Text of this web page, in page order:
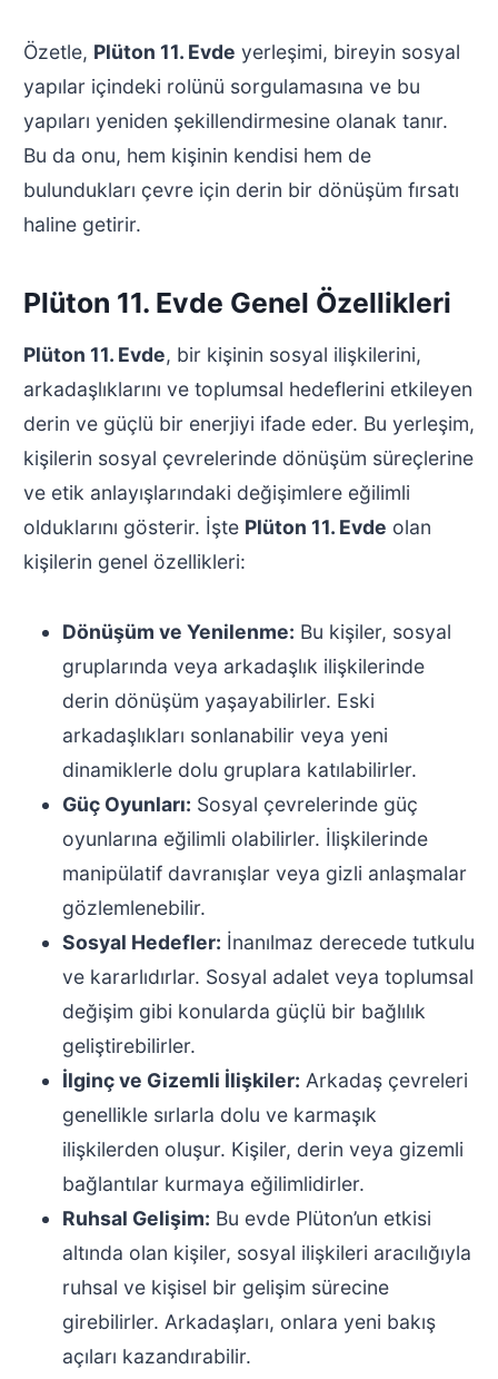
Özetle, Plüton 11. Evde yerleşimi, bireyin sosyal
yapılar içindeki rolünü sorgulamasına ve bu
yapıları yeniden şekillendirmesine olanak tanır.
Bu da onu, hem kişinin kendisi hem de
bulundukları çevre için derin bir dönüşüm fırsatı
haline getirir.
Plüton 11. Evde Genel Özellikleri
Plüton 11. Evde, bir kişinin sosyal ilişkilerini,
arkadaşlıklarını ve toplumsal hedeflerini etkileyen
derin ve güçlü bir enerjiyi ifade eder. Bu yerleşim,
kişilerin sosyal çevrelerinde dönüşüm süreçlerine
ve etik anlayışlarındaki değişimlere eğilimli
olduklarını gösterir. İşte Plüton 11. Evde olan
kişilerin genel özellikleri:
Dönüşüm ve Yenilenme: Bu kişiler, sosyal
gruplarında veya arkadaşlık ilişkilerinde
derin dönüşüm yaşayabilirler. Eski
arkadaşlıkları sonlanabilir veya yeni
dinamiklerle dolu gruplara katılabilirler.
Güç Oyunları: Sosyal çevrelerinde güç
oyunlarına eğilimli olabilirler. İlişkilerinde
manipülatif davranışlar veya gizli anlaşmalar
gözlemlenebilir.
Sosyal Hedefler: İnanılmaz derecede tutkulu
ve kararlıdırlar. Sosyal adalet veya toplumsal
değişim gibi konularda güçlü bir bağlılık
geliştirebilirler.
İlginç ve Gizemli İlişkiler: Arkadaş çevreleri
genellikle sırlarla dolu ve karmaşık
ilişkilerden oluşur. Kişiler, derin veya gizemli
bağlantılar kurmaya eğilimlidirler.
Ruhsal Gelişim: Bu evde Plüton’un etkisi
altında olan kişiler, sosyal ilişkileri aracılığıyla
ruhsal ve kişisel bir gelişim sürecine
girebilirler. Arkadaşları, onlara yeni bakış
açıları kazandırabilir.